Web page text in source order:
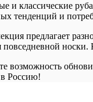
и классические
тенденций и
предлагает
повседневной носки.
возможность
в Россию!